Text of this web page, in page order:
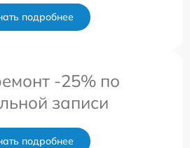
подробнее
-25% по
записи
подробнее